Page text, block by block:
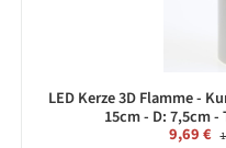
LED Kerze 3D Flamme -
15cm - D: 7,5cm
9,69 €